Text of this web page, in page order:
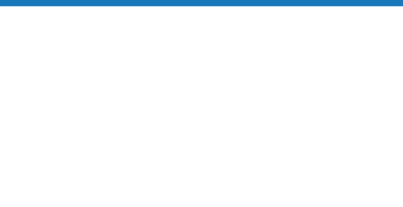
distante.